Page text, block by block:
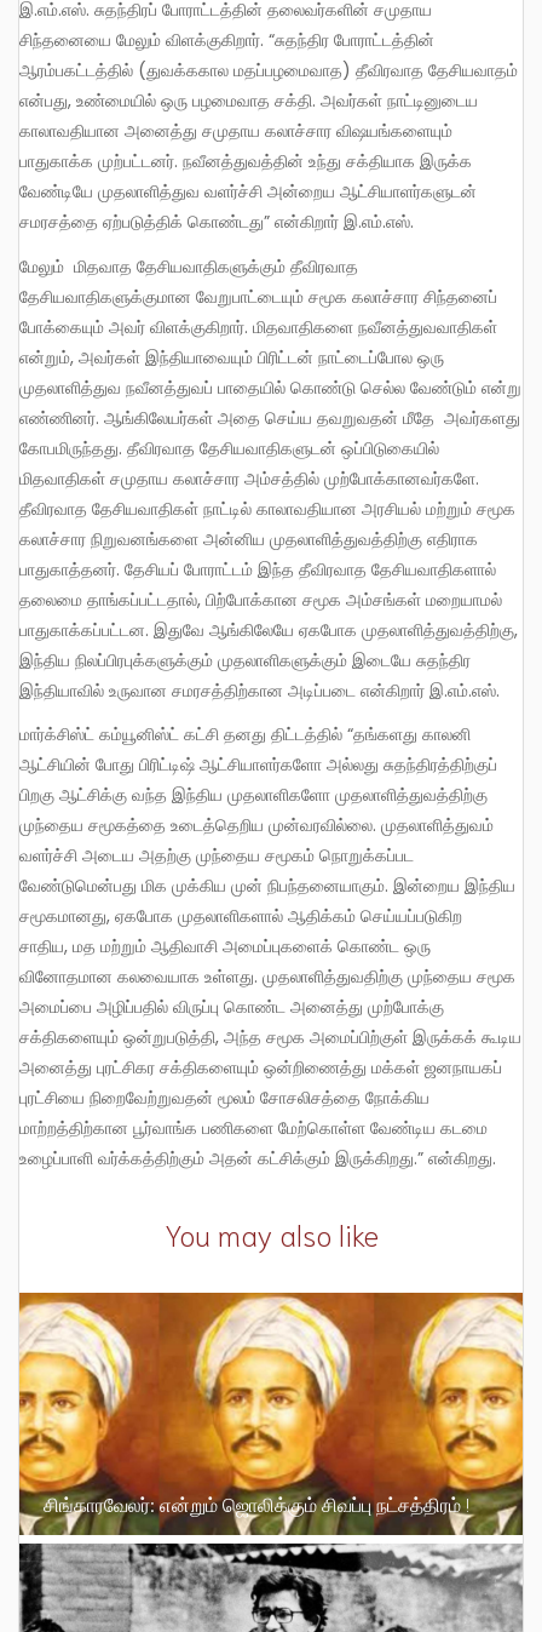
இ.எம்.எஸ். சுதந்திரப் போராட்டத்தின் தலைவர்களின் சமுதாய
சிந்தனையை மேலும் விளக்குகிறார். “சுதந்திர போராட்டத்தின்
ஆரம்பகட்டத்தில் (துவக்ககால மதப்பழமைவாத) தீவிரவாத தேசியவாதம்
என்பது, உண்மையில் ஒரு பழமைவாத சக்தி. அவர்கள் நாட்டினுடைய
காலாவதியான அனைத்து சமுதாய கலாச்சார விஷயங்களையும்
பாதுகாக்க முற்பட்டனர். நவீனத்துவத்தின் உந்து சக்தியாக இருக்க
வேண்டியே முதலாளித்துவ வளர்ச்சி அன்றைய ஆட்சியாளர்களுடன்
சமரசத்தை ஏற்படுத்திக் கொண்டது” என்கிறார் இ.எம்.எஸ்.
மேலும் மிதவாத தேசியவாதிகளுக்கும் தீவிரவாத
தேசியவாதிகளுக்குமான வேறுபாட்டையும் சமூக கலாச்சார சிந்தனைப்
போக்கையும் அவர் விளக்குகிறார். மிதவாதிகளை நவீனத்துவவாதிகள்
என்றும், அவர்கள் இந்தியாவையும் பிரிட்டன் நாட்டைப்போல ஒரு
முதலாளித்துவ நவீனத்துவப் பாதையில் கொண்டு செல்ல வேண்டும் என்று
எண்ணினர். ஆங்கிலேயர்கள் அதை செய்ய தவறுவதன் மீதே அவர்களது
கோபமிருந்தது. தீவிரவாத தேசியவாதிகளுடன் ஒப்பிடுகையில்
மிதவாதிகள் சமுதாய கலாச்சார அம்சத்தில் முற்போக்கானவர்களே.
தீவிரவாத தேசியவாதிகள் நாட்டில் காலாவதியான அரசியல் மற்றும் சமூக
கலாச்சார நிறுவனங்களை அன்னிய முதலாளித்துவத்திற்கு எதிராக
பாதுகாத்தனர். தேசியப் போராட்டம் இந்த தீவிரவாத தேசியவாதிகளால்
தலைமை தாங்கப்பட்டதால், பிற்போக்கான சமூக அம்சங்கள் மறையாமல்
பாதுகாக்கப்பட்டன. இதுவே ஆங்கிலேயே ஏகபோக முதலாளித்துவத்திற்கு,
இந்திய நிலப்பிரபுக்களுக்கும் முதலாளிகளுக்கும் இடையே சுதந்திர
இந்தியாவில் உருவான சமரசத்திற்கான அடிப்படை என்கிறார் இ.எம்.எஸ்.
மார்க்சிஸ்ட் கம்யூனிஸ்ட் கட்சி தனது திட்டத்தில் “தங்களது காலனி
ஆட்சியின் போது பிரிட்டிஷ் ஆட்சியாளர்களோ அல்லது சுதந்திரத்திற்குப்
பிறகு ஆட்சிக்கு வந்த இந்திய முதலாளிகளோ முதலாளித்துவத்திற்கு
முந்தைய சமூகத்தை உடைத்தெறிய முன்வரவில்லை. முதலாளித்துவம்
வளர்ச்சி அடைய அதற்கு முந்தைய சமூகம் நொறுக்கப்பட
வேண்டுமென்பது மிக முக்கிய முன் நிபந்தனையாகும். இன்றைய இந்திய
சமூகமானது, ஏகபோக முதலாளிகளால் ஆதிக்கம் செய்யப்படுகிற
சாதிய, மத மற்றும் ஆதிவாசி அமைப்புகளைக் கொண்ட ஒரு
வினோதமான கலவையாக உள்ளது. முதலாளித்துவதிற்கு முந்தைய சமூக
அமைப்பை அழிப்பதில் விருப்பு கொண்ட அனைத்து முற்போக்கு
சக்திகளையும் ஒன்றுபடுத்தி, அந்த சமூக அமைப்பிற்குள் இருக்கக் கூடிய
அனைத்து புரட்சிகர சக்திகளையும் ஒன்றிணைத்து மக்கள் ஜனநாயகப்
புரட்சியை நிறைவேற்றுவதன் மூலம் சோசலிசத்தை நோக்கிய
மாற்றத்திற்கான பூர்வாங்க பணிகளை மேற்கொள்ள வேண்டிய கடமை
உழைப்பாளி வர்க்கத்திற்கும் அதன் கட்சிக்கும் இருக்கிறது.” என்கிறது.
You may also like
சிங்காரவேலர்: என்றும் ஜொலிக்கும் சிவப்பு நட்சத்திரம் !